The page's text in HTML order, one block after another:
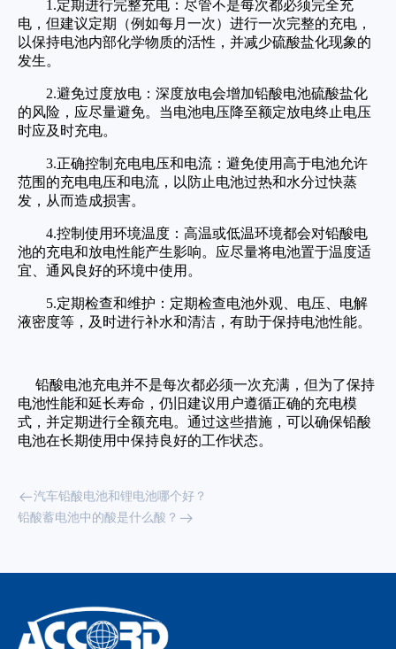
1.定期进行完整充电：尽管不是每次都必须完全充
电，但建议定期（例如每月一次）进行一次完整的充电，
以保持电池内部化学物质的活性，并减少硫酸盐化现象的
发生。
2.避免过度放电：深度放电会增加铅酸电池硫酸盐化
的风险，应尽量避免。当电池电压降至额定放电终止电压
时应及时充电。
3.正确控制充电电压和电流：避免使用高于电池允许
范围的充电电压和电流，以防止电池过热和水分过快蒸
发，从而造成损害。
4.控制使用环境温度：高温或低温环境都会对铅酸电
池的充电和放电性能产生影响。应尽量将电池置于温度适
宜、通风良好的环境中使用。
5.定期检查和维护：定期检查电池外观、电压、电解
液密度等，及时进行补水和清洁，有助于保持电池性能。
铅酸电池充电并不是每次都必须一次充满，但为了保持
电池性能和延长寿命，仍旧建议用户遵循正确的充电模
式，并定期进行全额充电。通过这些措施，可以确保铅酸
电池在长期使用中保持良好的工作状态。
汽车铅酸电池和锂电池哪个好？
铅酸蓄电池中的酸是什么酸？